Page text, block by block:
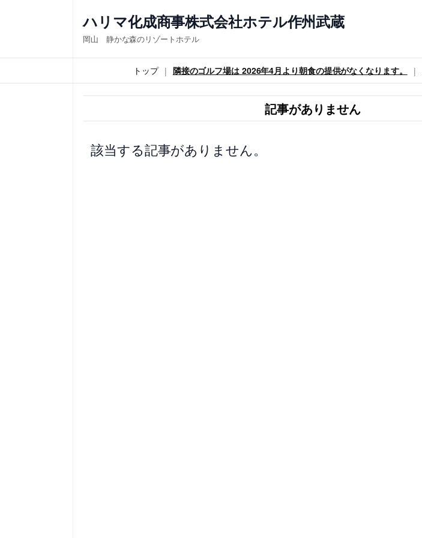
ス
キ
ハリマ化成商事株式会社ホテル作州武蔵
岡山 静かな森のリゾートホテル
トップ 隣接のゴルフ場は 2026年4月より朝食の提供がなくなります。
記事がありません
該当する記事がありません。